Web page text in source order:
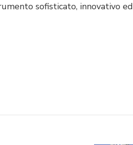
sofisticato, innovativo ed